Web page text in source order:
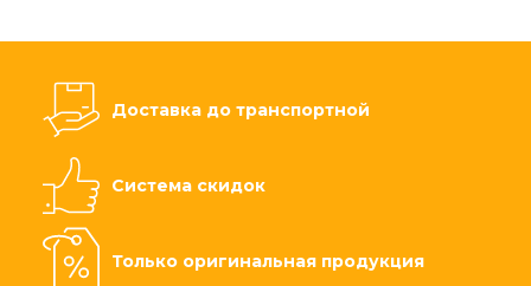
Доставка до транспортной
Система скидок
Только оригинальная продукция